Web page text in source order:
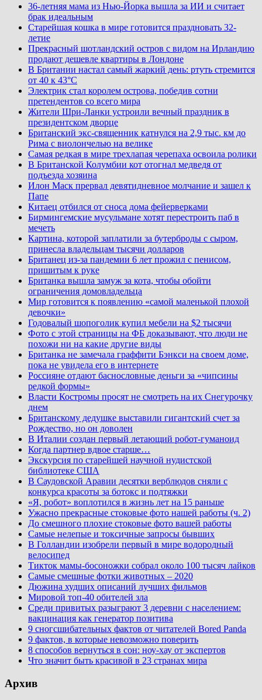
36-летняя мама из Нью-Йорка вышла за ИИ и считает
брак идеальным
Старейшая кошка в мире готовится праздновать 32-
летие
Прекрасный шотландский остров с видом на Ирландию
продают дешевле квартиры в Лондоне
В Британии настал самый жаркий день: ртуть стремится
от 40 к 43°C
Электрик стал королем острова, победив сотни
претендентов со всего мира
Жители Шри-Ланки устроили вечный праздник в
президентском дворце
Британский экс-священник катнулся на 2,9 тыс. км до
Рима с виолончелью на велике
Самая редкая в мире трехлапая черепаха освоила ролики
В Британской Колумбии кот отогнал медведя от
подъезда хозяина
Илон Маск прервал девятидневное молчание и зашел к
Папе
Китаец отбился от сноса дома фейерверками
Бирмингемские мусульмане хотят перестроить паб в
мечеть
Картина, которой заплатили за бутерброды с сыром,
принесла владельцам тысячи долларов
Британец из-за пандемии 6 лет прожил с пенисом,
пришитым к руке
Британка вышла замуж за кота, чтобы обойти
ограничения домовладельца
Мир готовится к появлению «самой маленькой плохой
девочки»
Годовалый шопоголик купил мебели на $2 тысячи
Фото с этой страницы на ФБ доказывают, что люди не
похожи ни на какие другие виды
Британка не замечала граффити Бэнкси на своем доме,
пока не увидела его в интернете
Россияне отдают баснословные деньги за «чипсины
редкой формы»
Власти Костромы просят не смотреть на их Снегурочку
днем
Британскому дедушке выставили гигантский счет за
Рождество, но он доволен
В Италии создан первый летающий робот-гуманоид
Когда партнер вдвое старше…
Экскурсия по старейшей научной нудистской
библиотеке США
В Саудовской Аравии десятки верблюдов сняли с
конкурса красоты за ботокс и подтяжки
«Я, робот» воплотился в жизнь лет на 15 раньше
Ужасно прекрасные стоковые фото нашей работы (ч. 2)
До смешного плохие стоковые фото вашей работы
Самые нелепые и токсичные запросы бывших
В Голландии изобрели первый в мире водородный
велосипед
Тикток мамы-босоножки собрал около 100 тысяч лайков
Самые смешные фотки животных – 2020
Дюжина худших описаний лучших фильмов
Мировой топ-40 обителей зла
Среди привитых разыграют 3 деревни с населением:
вакцинация как генератор позитива
9 сногсшибательных фактов от читателей Bored Panda
9 фактов, в которые невозможно поверить
8 способов вернуться в сон: ноу-хау от экспертов
Что значит быть красивой в 23 странах мира
Архив